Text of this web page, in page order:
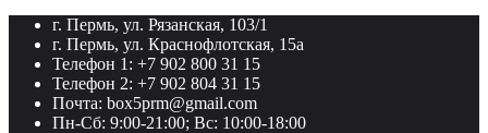
г. Пермь, ул. Рязанская, 103/1
г. Пермь, ул. Краснофлотская, 15а
Телефон 1: +7 902 800 31 15
Телефон 2: +7 902 804 31 15
Почта: box5prm@gmail.com
Пн-Сб: 9:00-21:00; Вс: 10:00-18:00